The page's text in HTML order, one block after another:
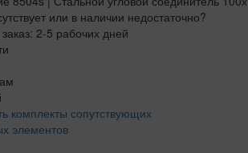
или в наличии недостаточно?
2-5 рабочих дней
комплекты сопутствующих
элементов